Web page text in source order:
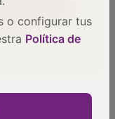
o configurar tus
Política de